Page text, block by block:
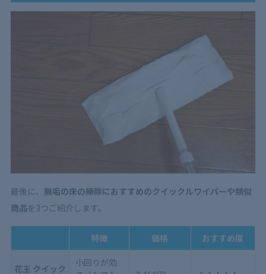
最後に、 無垢の床の掃除におすすめのクイックルワイパーや類似
商品を3つご紹介します。
特徴 価格 おすすめ度
花王 クイック
小回りが効